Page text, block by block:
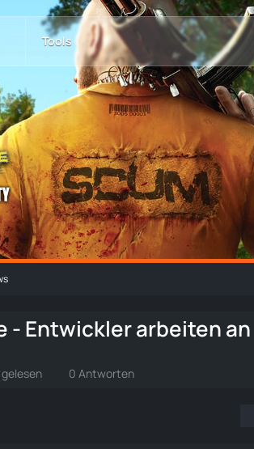
Tools
- Entwickler arbeiten an
0 Antworten